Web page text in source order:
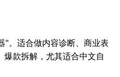
"。适合做内容诊断、商业表
款拆解，尤其适合中文自